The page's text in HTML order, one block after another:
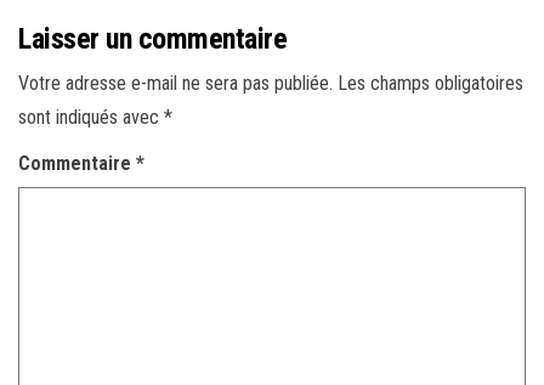
Laisser un commentaire
Votre adresse e-mail ne sera pas publiée. Les champs obligatoires
sont indiqués avec *
Commentaire *